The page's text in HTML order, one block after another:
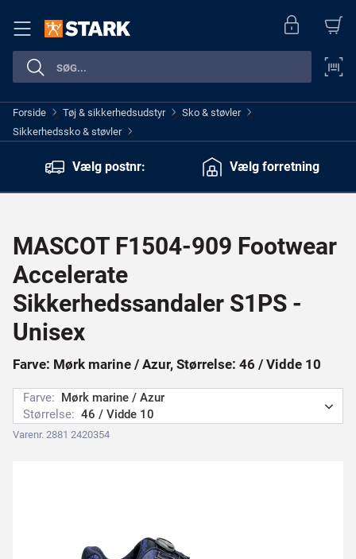
Forside > Tøj & sikkerhedsudstyr > Sko & støvler >
Sikkerhedssko & støvler >
Vælg postnr:
Vælg forretning
MASCOT F1504-909 Footwear
Accelerate
Sikkerhedssandaler S1PS -
Unisex
Farve: Mørk marine / Azur, Størrelse: 46 / Vidde 10
Farve: Mørk marine / Azur
Størrelse: 46 / Vidde 10
Varenr. 2881 2420354